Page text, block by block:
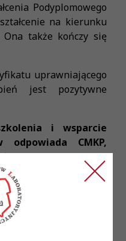
Podyplomowego
na kierunku
także kończy się
uprawniającego
jest pozytywne
i wsparcie
odpowiada CMKP,
się ze wszystkimi
uczestnictwa.
już wstępną chęć